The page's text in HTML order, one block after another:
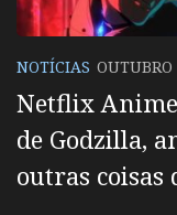
NOTÍCIAS
Netflix Anime
de Godzilla,
outras coisas